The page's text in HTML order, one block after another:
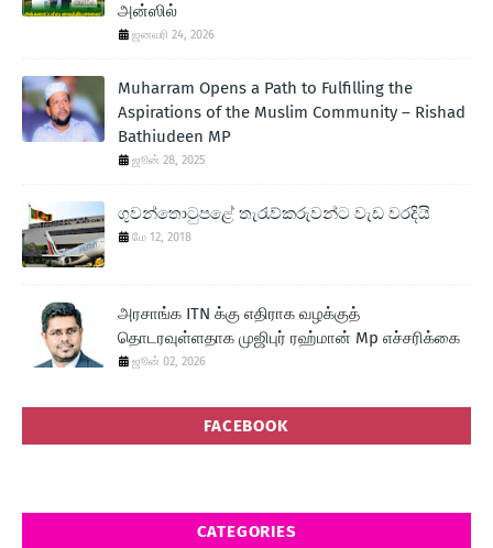
அன்ஸில்
ஜனவரி 24, 2026
Muharram Opens a Path to Fulfilling the
Aspirations of the Muslim Community – Rishad
Bathiudeen MP
ஜூன் 28, 2025
ගුවන්තොටුපළේ තැරැව්කරුවන්ට වැඩ වරදියි
மே 12, 2018
அரசாங்க ITN க்கு எதிராக வழக்குத்
தொடரவுள்ளதாக முஜிபுர் ரஹ்மான் Mp எச்சரிக்கை
ஜூன் 02, 2026
FACEBOOK
CATEGORIES